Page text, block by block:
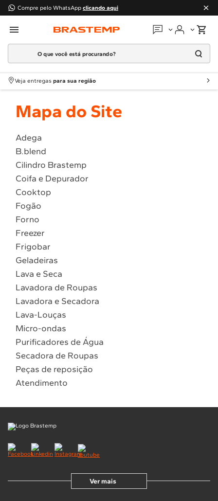
Compre pelo WhatsApp clicando aqui
Em que podemos
Atendimento Brastemp
Localizar assistência técnica
O que você está procurando?
Termos mais buscados
1º Geladeira
2
Fogao
4 º Lava Louça
5 º Cooktop
6º Microondas Brastemp
7º Forno
8º Embutir
9º Combos
Veja entregas para sua região
Mapa do Site
Adega
B.blend
Cilindro Brastemp
Coifa e Depurador
Cooktop
Fogão
Forno
Freezer
Frigobar
Geladeiras
Lava e Seca
Lavadora de Roupas
Lavadora e Secadora
Lava-Louças
Micro-ondas
Purificadores de Água
Secadora de Roupas
Peças de reposição
Atendimento
Ver mais